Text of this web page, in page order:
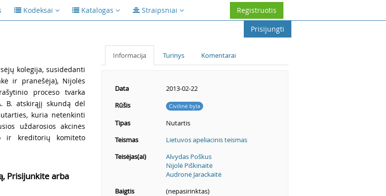
Kodeksai Katalogas Straipsniai
Registruotis
Prisijungti
kolegija, susidedanti
ir pranešėja), Nijolės
proceso tvarka
B. atskirąjį skundą dėl
kuria netenkinti
uždarosios akcinės
ir kreditorių komiteto
Prisijunkite arba
Informacija Turinys Komentarai
Data
2013-02-22
Rūšis
Civilinė byla
Tipas
Nutartis
Teismas
Lietuvos apeliacinis teismas
Teisėjas(ai)
Alvydas Poškus
Nijolė Piškinaitė
Audronė Jarackaitė
Baigtis
(nepasirinktas)